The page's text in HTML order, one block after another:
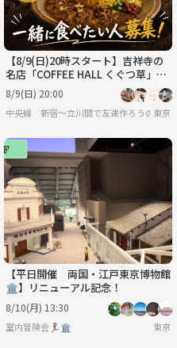
【8/9(日)20時スタート】吉祥寺の
名店「COFFEE HALL くぐつ草」
で、一緒にカレーを食べませんか？
🍛
8/9(日) 20:00
中央線 新宿〜立川間で友達作ろうの会東京
【平日開催 両国・江戸東京博物館
🏛️】リニューアル記念！
8/10(月) 13:30
室内冒険会🏃‍♀️🏛 東京